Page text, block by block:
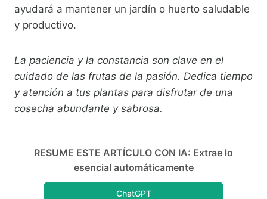
ayudará a mantener un jardín o huerto saludable
y productivo.
La paciencia y la constancia son clave en el
cuidado de las frutas de la pasión. Dedica tiempo
y atención a tus plantas para disfrutar de una
cosecha abundante y sabrosa.
RESUME ESTE ARTÍCULO CON IA: Extrae lo
esencial automáticamente
ChatGPT